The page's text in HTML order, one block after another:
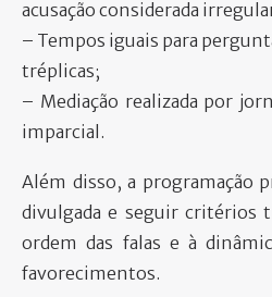
acusação considerada
– Tempos iguais para
tréplicas;
– Mediação realizada por
imparcial.
Além disso, a programação
divulgada e seguir critérios
ordem das falas e à
favorecimentos.